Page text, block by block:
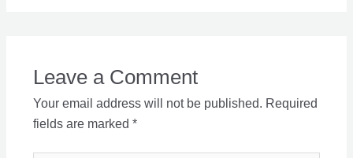
Leave a Comment
Your email address will not be published. Required
fields are marked *